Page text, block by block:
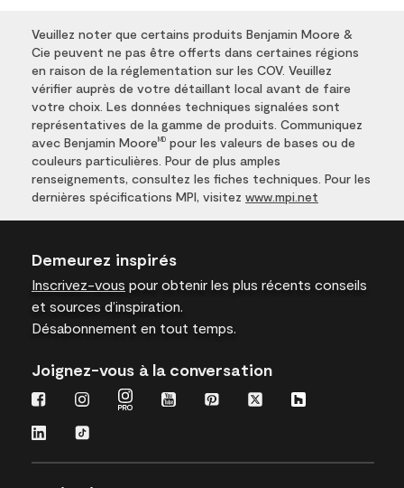
Veuillez noter que certains produits Benjamin Moore &
Cie peuvent ne pas être offerts dans certaines régions
en raison de la réglementation sur les COV. Veuillez
vérifier auprès de votre détaillant local avant de faire
votre choix. Les données techniques signalées sont
représentatives de la gamme de produits. Communiquez
avec Benjamin Moore MD pour les valeurs de bases ou de
couleurs particulières. Pour de plus amples
renseignements, consultez les fiches techniques. Pour les
dernières spécifications MPI, visitez www.mpi.net
Demeurez inspirés
Inscrivez-vous pour obtenir les plus récents conseils
et sources d’inspiration.
Désabonnement en tout temps.
Joignez-vous à la conversation